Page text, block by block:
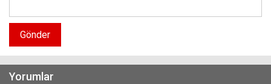
Gönder
Yorumlar